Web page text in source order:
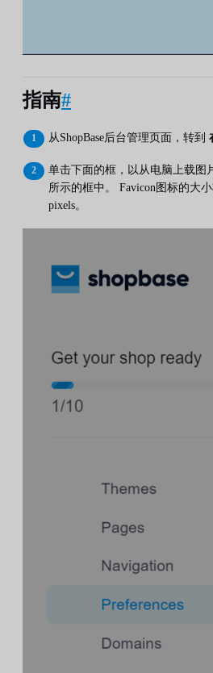
指南#
从ShopBase后台管理页面，转到
单击下面的框，以从电脑上载图
所示的框中。 Favicon图标的大
pixels。